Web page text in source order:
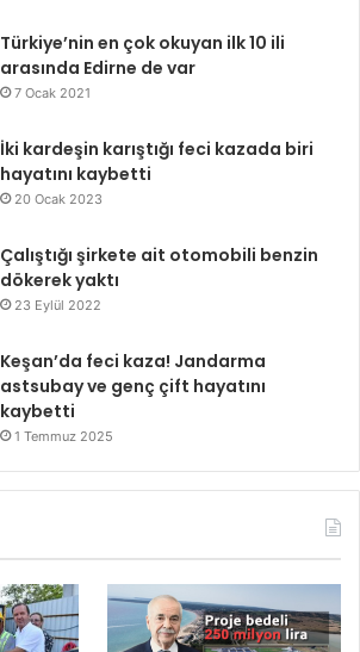
Türkiye’nin en çok okuyan ilk 10 ili
arasında Edirne de var
7 Ocak 2021
İki kardeşin karıştığı feci kazada biri
hayatını kaybetti
20 Ocak 2023
Çalıştığı şirkete ait otomobili benzin
dökerek yaktı
23 Eylül 2022
Keşan’da feci kaza! Jandarma
astsubay ve genç çift hayatını
kaybetti
1 Temmuz 2025